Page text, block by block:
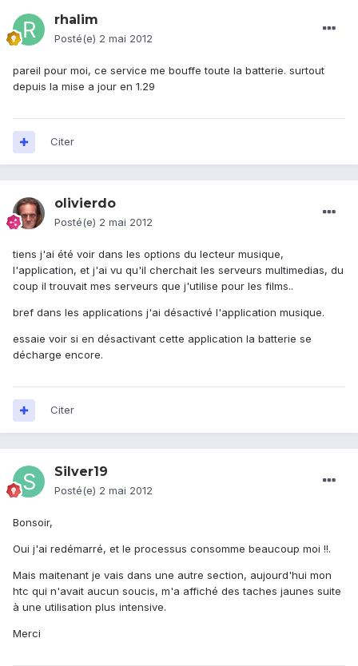
rhalim
Posté(e) 2 mai 2012
pareil pour moi, ce service me bouffe toute la batterie. surtout
depuis la mise a jour en 1.29
Citer
olivierdo
Posté(e) 2 mai 2012
tiens j'ai été voir dans les options du lecteur musique,
l'application, et j'ai vu qu'il cherchait les serveurs multimedias, du
coup il trouvait mes serveurs que j'utilise pour les films..
bref dans les applications j'ai désactivé l'application musique.
essaie voir si en désactivant cette application la batterie se
décharge encore.
Citer
Silver19
Posté(e) 2 mai 2012
Bonsoir,
Oui j'ai redémarré, et le processus consomme beaucoup moi !!.
Mais maitenant je vais dans une autre section, aujourd'hui mon
htc qui n'avait aucun soucis, m'a affiché des taches jaunes suite
à une utilisation plus intensive.
Merci